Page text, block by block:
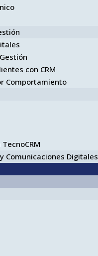
con CRM
Comportamiento
Comunicaciones Digitales